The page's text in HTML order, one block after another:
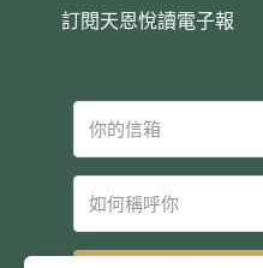
訂閱天恩悅讀電子報